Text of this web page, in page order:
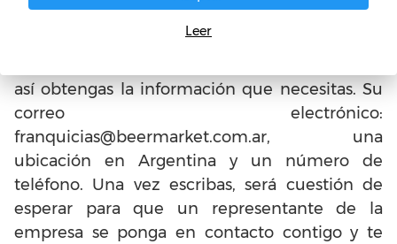
como interesado o emprendedor, te pongas
así obtengas la información que necesitas. Su
correo electrónico:
franquicias@beermarket.com.ar, una
ubicación en Argentina y un número de
teléfono. Una vez escribas, será cuestión de
esperar para que un representante de la
empresa se ponga en contacto contigo y te
Leer